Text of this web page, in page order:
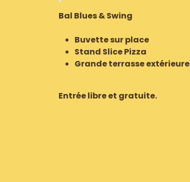
Bal Blues & Swing
Buvette sur place
Stand Slice Pizza
Grande terrasse extérieure
Entrée libre et gratuite.